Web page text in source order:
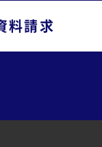
料請求